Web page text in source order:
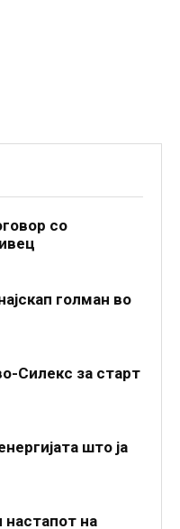
со
голман во
Силекс за старт
што ја
настапот на